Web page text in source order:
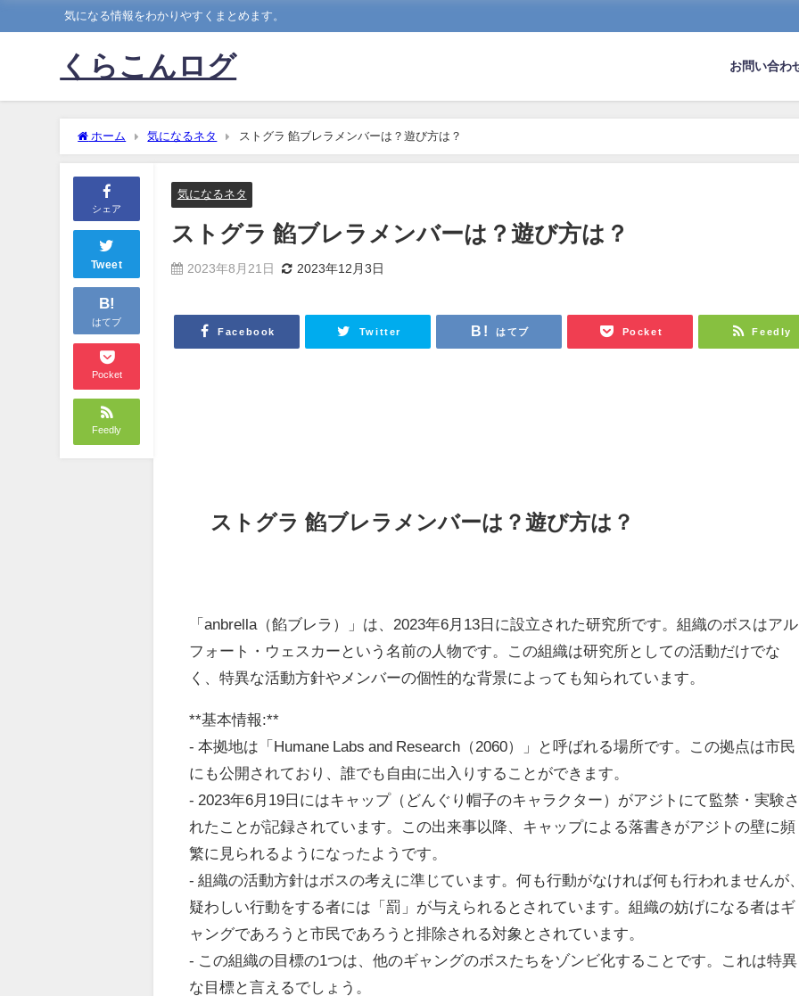
気になる情報をわかりやすくまとめます。
くらこんログ お問い合わ
ホーム 気になるネタ ストグラ 餡ブレラメンバーは？遊び方は？
シェア
Tweet
B!
はてブ
Pocket
Feedly
気になるネタ
ストグラ 餡ブレラメンバーは？遊び方は？
2023年8月21日 2023年12月3日
Facebook Twitter はてブ Pocket Feedly
ストグラ 餡ブレラメンバーは？遊び方は？
「anbrella（餡ブレラ）」は、2023年6月13日に設立された研究所です。組織のボスはアル
フォート・ウェスカーという名前の人物です。この組織は研究所としての活動だけでな
く、特異な活動方針やメンバーの個性的な背景によっても知られています。
**基本情報:**
- 本拠地は「Humane Labs and Research（2060）」と呼ばれる場所です。この拠点は市民
にも公開されており、誰でも自由に出入りすることができます。
- 2023年6月19日にはキャップ（どんぐり帽子のキャラクター）がアジトにて監禁・実験さ
れたことが記録されています。この出来事以降、キャップによる落書きがアジトの壁に頻
繁に見られるようになったようです。
- 組織の活動方針はボスの考えに準じています。何も行動がなければ何も行われませんが、
疑わしい行動をする者には「罰」が与えられるとされています。組織の妨げになる者はギ
ャングであろうと市民であろうと排除される対象とされています。
- この組織の目標の1つは、他のギャングのボスたちをゾンビ化することです。これは特異
な目標と言えるでしょう。